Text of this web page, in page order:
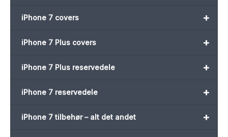
+
iPhone 7 covers
+
iPhone 7 Plus covers
+
iPhone 7 Plus reservedele
+
iPhone 7 reservedele
+
iPhone 7 tilbehør – alt det andet